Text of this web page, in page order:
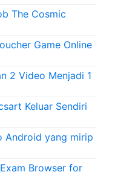
The Cosmic
Game Online
2 Video Menjadi 1
Keluar Sendiri
Android yang mirip
Browser for